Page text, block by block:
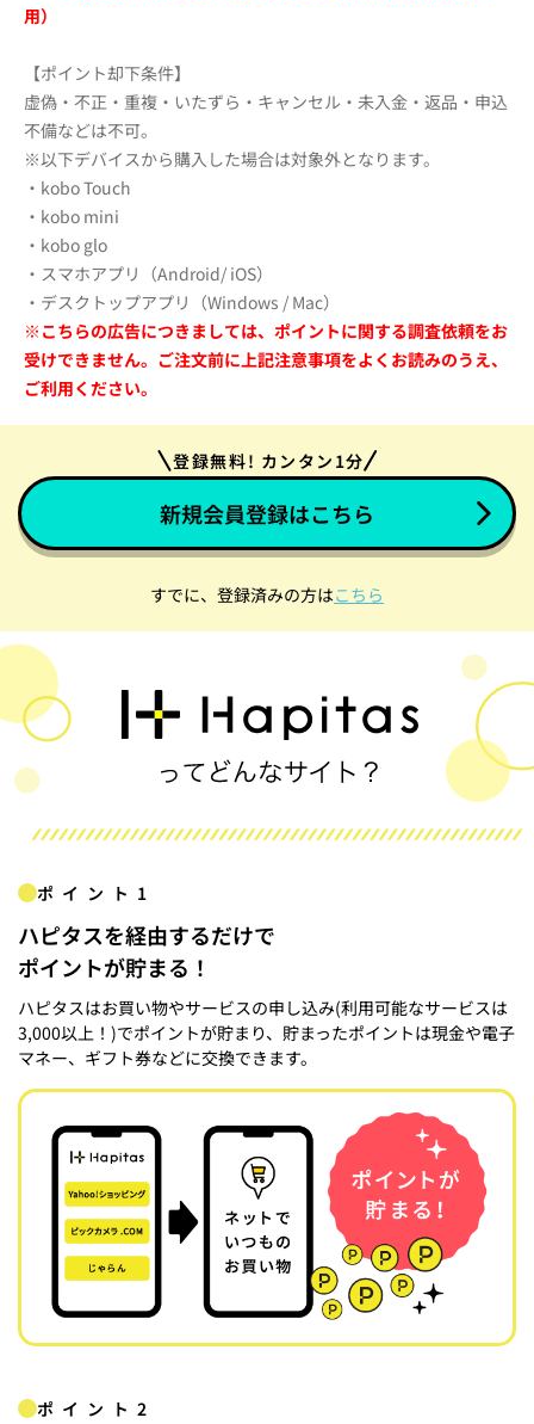
用）
【ポイント却下条件】
虚偽・不正・重複・いたずら・キャンセル・未入金・返品・申込
不備などは不可。
※以下デバイスから購入した場合は対象外となります。
・kobo Touch
・kobo mini
・kobo glo
・スマホアプリ（Android/ iOS）
・デスクトップアプリ（Windows / Mac）
※こちらの広告につきましては、ポイントに関する調査依頼をお
受けできません。 ご注文前に上記注意事項をよくお読みのうえ、
ご利用ください。
登録無料! カンタン1分
新規会員登録はこちら
すでに、登録済みの方はこちら
ポイント1
ハピタスを経由するだけで
ポイントが貯まる！
ハピタスはお買い物やサービスの申し込み(利用可能なサービスは
3,000以上！)でポイントが貯まり、貯まったポイントは現金や電子
マネー、ギフト券などに交換できます。
ポイント2